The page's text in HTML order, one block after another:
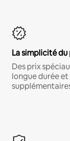
La simplicité du
Des prix
longue durée